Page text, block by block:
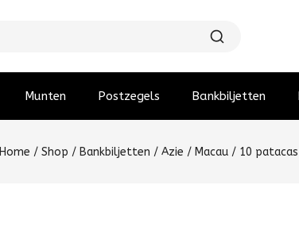
Munten Postzegels Bankbiljetten
Home / Shop / Bankbiljetten / Azie / Macau / 10